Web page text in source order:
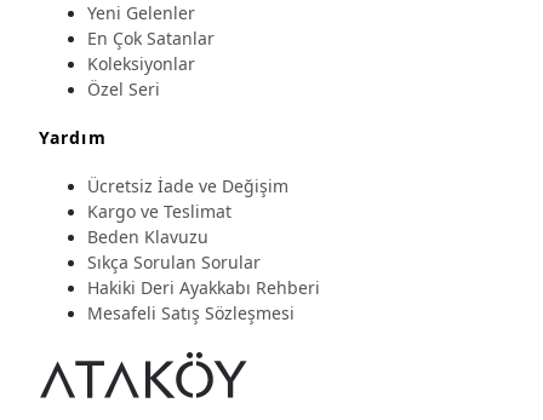
Yeni Gelenler
En Çok Satanlar
Koleksiyonlar
Özel Seri
Yardım
Ücretsiz İade ve Değişim
Kargo ve Teslimat
Beden Klavuzu
Sıkça Sorulan Sorular
Hakiki Deri Ayakkabı Rehberi
Mesafeli Satış Sözleşmesi